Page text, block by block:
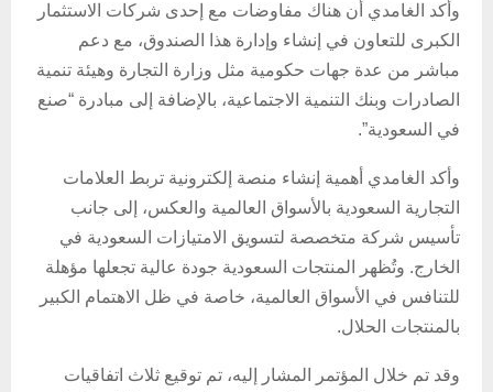
وأكد الغامدي أن هناك مفاوضات مع إحدى شركات الاستثمار
الكبرى للتعاون في إنشاء وإدارة هذا الصندوق، مع دعم
مباشر من عدة جهات حكومية مثل وزارة التجارة وهيئة تنمية
الصادرات وبنك التنمية الاجتماعية، بالإضافة إلى مبادرة “صنع
في السعودية”.
وأكد الغامدي أهمية إنشاء منصة إلكترونية تربط العلامات
التجارية السعودية بالأسواق العالمية والعكس، إلى جانب
تأسيس شركة متخصصة لتسويق الامتيازات السعودية في
الخارج. وتُظهر المنتجات السعودية جودة عالية تجعلها مؤهلة
للتنافس في الأسواق العالمية، خاصة في ظل الاهتمام الكبير
بالمنتجات الحلال.
وقد تم خلال المؤتمر المشار إليه، تم توقيع ثلاث اتفاقيات